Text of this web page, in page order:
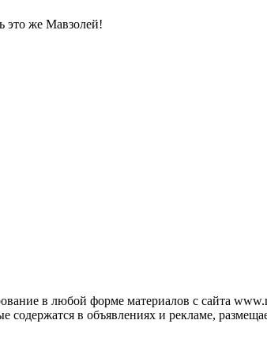
это же Мавзолей!
в любой форме материалов с сайта
содержатся в объявлениях и рекламе,